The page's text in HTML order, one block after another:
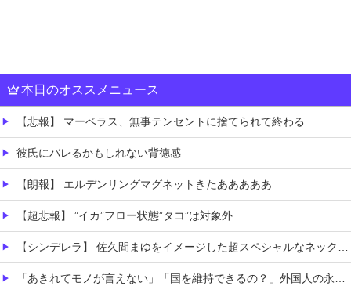
本日のオススメニュース
【悲報】 マーベラス、無事テンセントに捨てられて終わる
彼氏にバレるかもしれない背徳感
【朗報】 エルデンリングマグネットきたあああああ
【超悲報】 ”イカ”フロー状態”タコ”は対象外
【シンデレラ】 佐久間まゆをイメージした超スペシャルなネックレスが登場する件について
「あきれてモノが言えない」「国を維持できるの？」外国人の永住許可要件の厳格化で在日中国人の本音は？